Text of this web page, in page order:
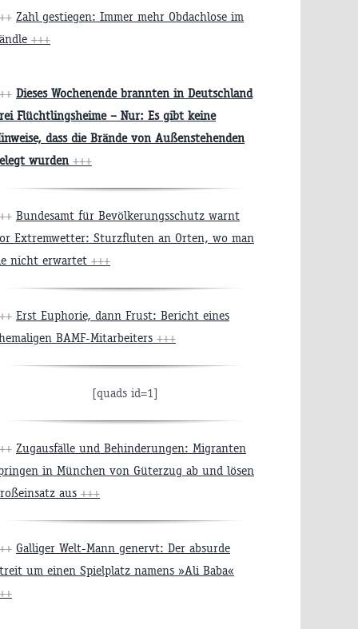
Zahl gestiegen: Immer mehr Obdachlose im
+++
Dieses Wochenende brannten in Deutschland
Flüchtlingsheime – Nur: Es gibt keine
dass die Brände von Außenstehenden
wurden +++
Bundesamt für Bevölkerungsschutz warnt
Extremwetter: Sturzfluten an Orten, wo man
nicht erwartet +++
Erst Euphorie, dann Frust: Bericht eines
BAMF-Mitarbeiters +++
[quads id=1]
Zugausfälle und Behinderungen: Migranten
in München von Güterzug ab und lösen
aus +++
Galliger Welt-Mann genervt: Der absurde
um einen Spielplatz namens »Ali Baba«